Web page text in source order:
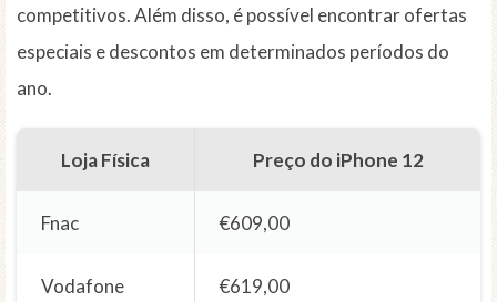
competitivos. Além disso, é possível encontrar ofertas
especiais e descontos em determinados períodos do
ano.
Loja Física Preço do iPhone 12
Fnac €609,00
Vodafone €619,00